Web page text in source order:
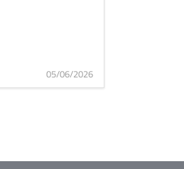
05/06/2026